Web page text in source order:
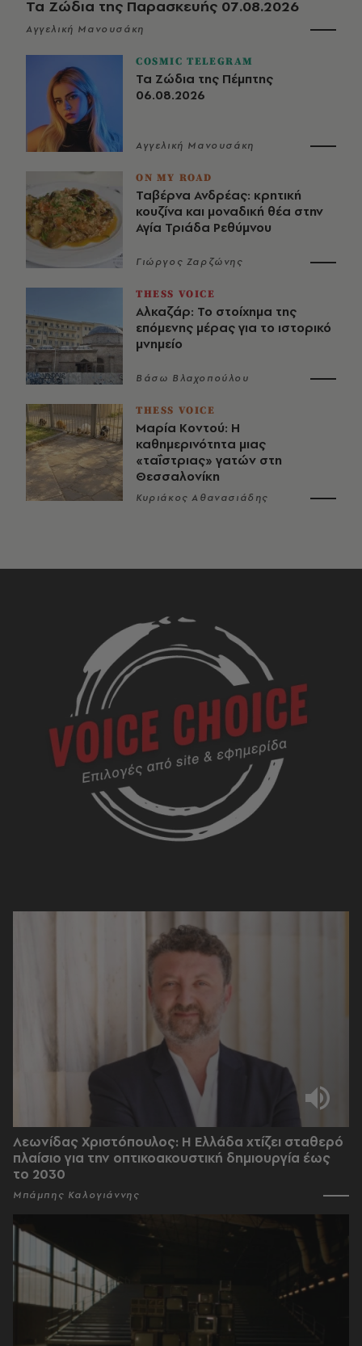
Τα Ζώδια της Παρασκευής 07.08.2026
Αγγελική Μανουσάκη
COSMIC TELEGRAM
Τα Ζώδια της Πέμπτης
06.08.2026
Αγγελική Μανουσάκη
ON MY ROAD
Ταβέρνα Ανδρέας: κρητική
κουζίνα και μοναδική θέα στην
Αγία Τριάδα Ρεθύμνου
Γιώργος Ζαρζώνης
THESS VOICE
Αλκαζάρ: Το στοίχημα της
επόμενης μέρας για το ιστορικό
μνημείο
Βάσω Βλαχοπούλου
THESS VOICE
Μαρία Κοντού: Η
καθημερινότητα μιας
«ταΐστριας» γατών στη
Θεσσαλονίκη
Κυριάκος Αθανασιάδης
Λεωνίδας Χριστόπουλος: Η Ελλάδα χτίζει σταθερό
πλαίσιο για την οπτικοακουστική δημιουργία έως
το 2030
Μπάμπης Καλογιάννης